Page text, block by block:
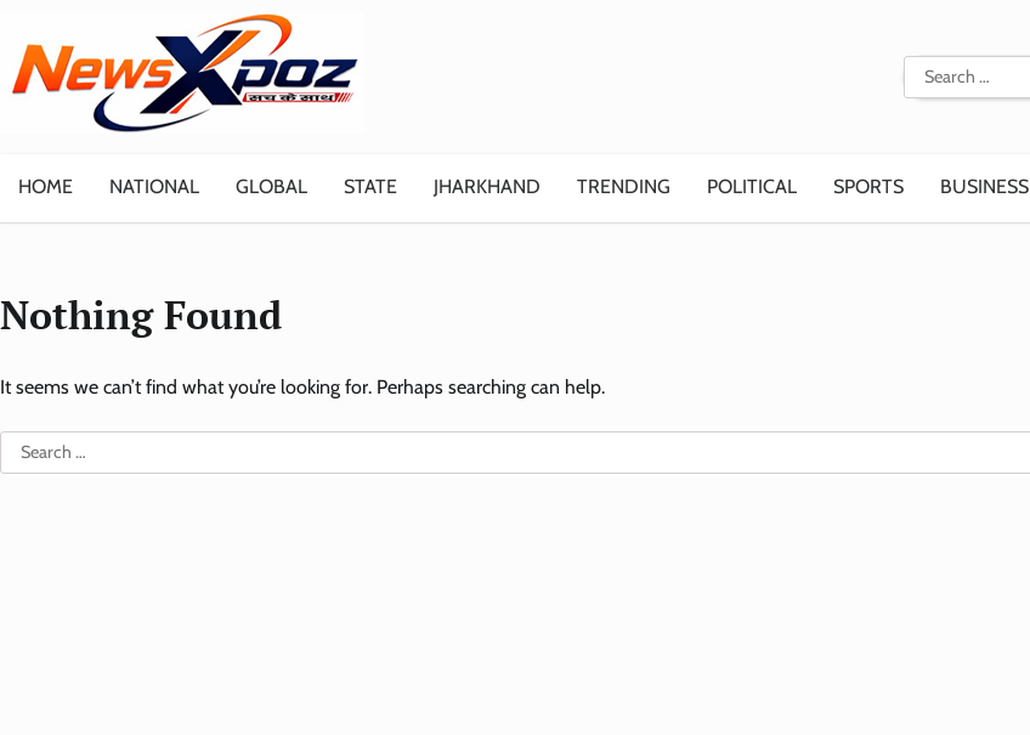
content
Search
for:
HOME NATIONAL GLOBAL STATE JHARKHAND TRENDING POLITICAL SPORTS BUSINESS
Nothing Found
It seems we can’t find what you’re looking for. Perhaps searching can help.
Search
for: